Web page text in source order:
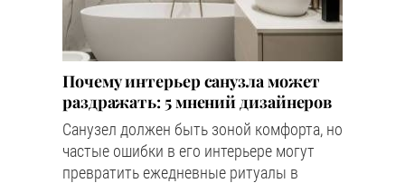
Почему интерьер санузла может
раздражать: 5 мнений дизайнеров
Санузел должен быть зоной комфорта, но
частые ошибки в его интерьере могут
превратить ежедневные ритуалы в